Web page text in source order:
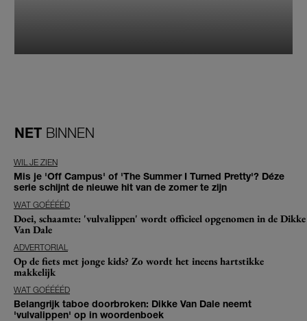
NET BINNEN
WIL JE ZIEN
Mis je 'Off Campus' of 'The Summer I Turned Pretty'? Déze
serie schijnt de nieuwe hit van de zomer te zijn
WAT GOÉÉÉÉD
Doei, schaamte: 'vulvalippen' wordt officieel opgenomen in de Dikke
Van Dale
ADVERTORIAL
Op de fiets met jonge kids? Zo wordt het ineens hartstikke
makkelijk
WAT GOÉÉÉÉD
Belangrijk taboe doorbroken: Dikke Van Dale neemt
'vulvalippen' op in woordenboek